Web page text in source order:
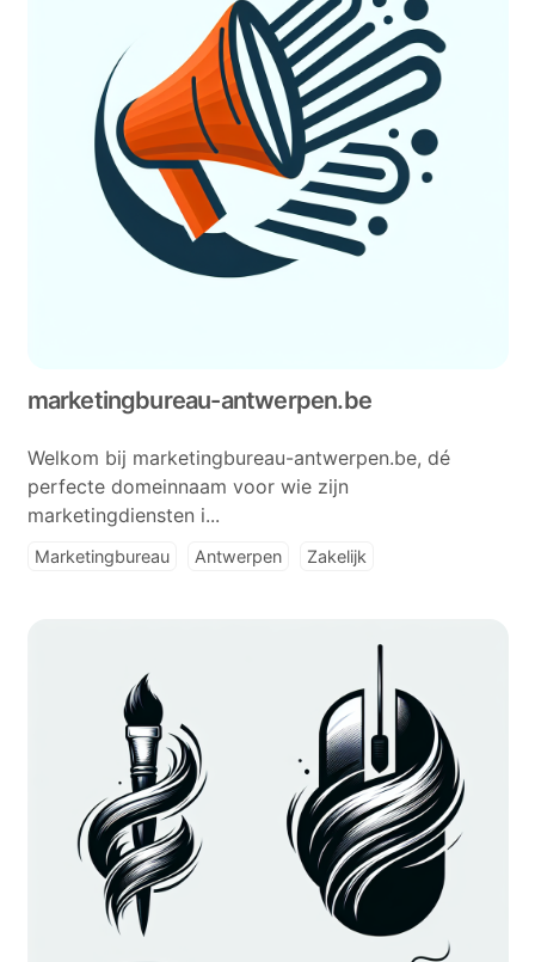
marketingbureau-antwerpen.be
Welkom bij marketingbureau-antwerpen.be, dé
perfecte domeinnaam voor wie zijn
marketingdiensten i...
Marketingbureau Antwerpen Zakelijk